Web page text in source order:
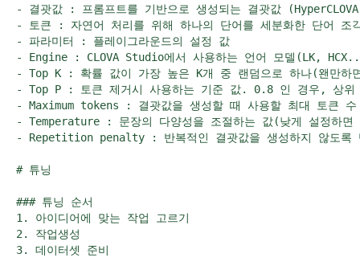
- 결괏값 : 프롬프트를 기반으로 생성되는 결괏값
- 토큰 : 자연어 처리를 위해 하나의 단어를 세분화한 단어 조
- 파라미터 : 플레이그라운드의 설정 값
- Engine : CLOVA Studio에서 사용하는 언어 모델(LK,
- Top K : 확률 값이 가장 높은 K개 중 랜덤으로 하나(왠만하
- Top P : 토큰 제거시 사용하는 기준 값. 0.8 인 경우, 상위
- Maximum tokens : 결괏값을 생성할 때 사용할 최대 토큰
- Temperature : 문장의 다양성을 조절하는 값(낮게 설정하면
- Repetition penalty : 반복적인 결괏값을 생성하지 않도록
# 튜닝
### 튜닝 순서
1. 아이디어에 맞는 작업 고르기
2. 작업생성
3. 데이터셋 준비